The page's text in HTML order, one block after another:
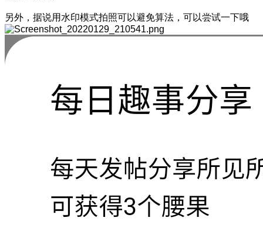
另外，据说用水印模式拍照可以避免算法，可以尝试一下哦